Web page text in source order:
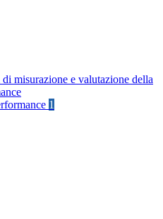
di misurazione e valutazione della
1